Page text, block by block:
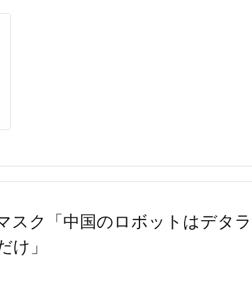
スク「中国のロボットはデタラ
け」